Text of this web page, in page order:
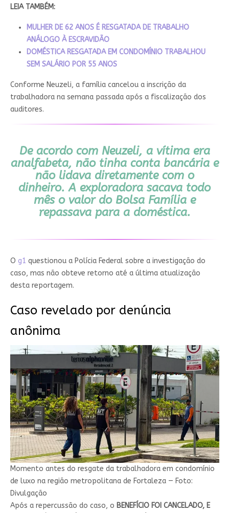
LEIA TAMBÉM:
MULHER DE 62 ANOS É RESGATADA DE TRABALHO
ANÁLOGO À ESCRAVIDÃO
DOMÉSTICA RESGATADA EM CONDOMÍNIO TRABALHOU
SEM SALÁRIO POR 55 ANOS
Conforme Neuzeli, a família cancelou a inscrição da
trabalhadora na semana passada após a fiscalização dos
auditores.
De acordo com Neuzeli, a vítima era
analfabeta, não tinha conta bancária e
não lidava diretamente com o
dinheiro.A exploradora sacava todo
mês o valor do Bolsa Família e
repassava para a doméstica.
O g1 questionou a Polícia Federal sobre a investigação do
caso, mas não obteve retorno até a última atualização
desta reportagem.
Caso revelado por denúncia
anônima
Momento antes do resgate da trabalhadora em condomínio
de luxo na região metropolitana de Fortaleza — Foto:
Divulgação
Após a repercussão do caso, o BENEFÍCIO FOI CANCELADO, E